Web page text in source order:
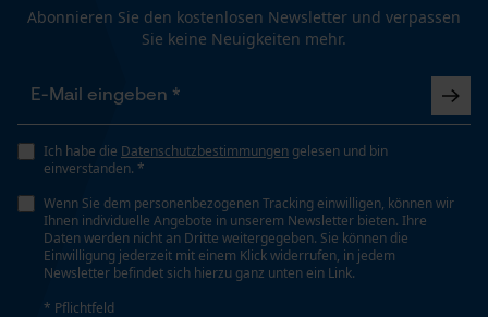
Logostickerei, Logodruck
Armabschluss
Ausschnitt Kragen
nicht heiß bügeln
Nicht im Trommeltrockner trocknen
Ersatzjacke geliefert
Nach der angebotenen Rücksendung zu meiner
Reklamation wurde eine Ersatzjacke geliefert.
DANKE TOP Erledigung
Leider nicht flt;tauglich für die Waldarbeit
Habe mi die Jacke im Oktober 2020 gekauft und
Abonnieren Sie den kostenlosen Newsletter und verpassen
Sie keine Neuigkeiten mehr.
Ich habe die Datenschutzbestimmungen gelesen und bin
einverstanden. *
Wenn Sie dem personenbezogenen Tracking einwilligen, können wir
Ihnen individuelle Angebote in unserem Newsletter bieten. Ihre
Daten werden nicht an Dritte weitergegeben. Sie können die
Einwilligung jederzeit mit einem Klick widerrufen, in jedem
Newsletter befindet sich hierzu ganz unten ein Link.
* Pflichtfeld
Prüfung setzen von Cookies
Session ID
Datenverarbeitung
Econda Tag Manager